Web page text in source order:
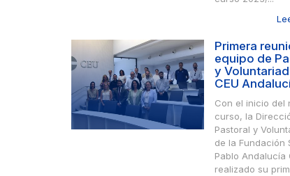
Primera
equipo de
y
CEU
Con el inicio del
curso, la
Pastoral y
de la Fundación
Pablo Andalucía
realizado su